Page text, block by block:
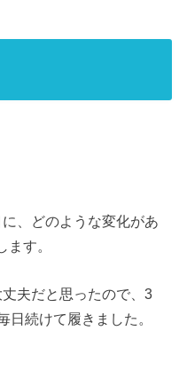
、どのような変化があ
す。
夫だと思ったので、3
日続けて履きました。